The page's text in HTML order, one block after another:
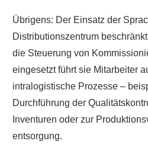
Übrigens: Der Einsatz der
Distributionszentrum
die Steuerung von
eingesetzt führt sie Mitarbeiter
intralogistische Prozesse –
Durchführung der
Inventuren oder zur
entsorgung.